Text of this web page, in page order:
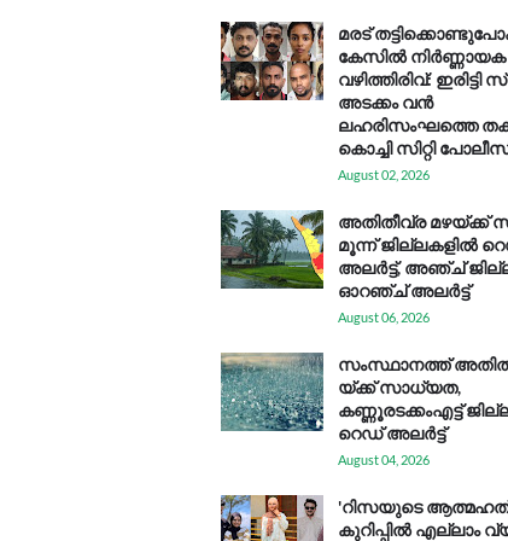
മരട്
കേസിൽ നിർണ്ണായക
വഴിത്തിരിവ്: ഇരിട്ടി
അടക്കം വൻ
ലഹരിസംഘത്തെ
കൊച്ചി സിറ്റി
August 02, 2026
അതിതീവ്ര മഴയ്ക്ക്
മൂന്ന് ജില്ലകളിൽ
അലർട്ട്, അഞ്ച്
ഓറഞ്ച് അലർട്ട്
August 06, 2026
സം​സ്ഥാ​ന​ത്ത്
യ്ക്ക് സാ​ധ്യ​ത,
കണ്ണൂരടക്കംഎ​ട്ട്
റെ​ഡ് അ​ലർ​ട്ട്
August 04, 2026
'റിസയുടെ
കുറിപ്പിൽ എല്ലാം